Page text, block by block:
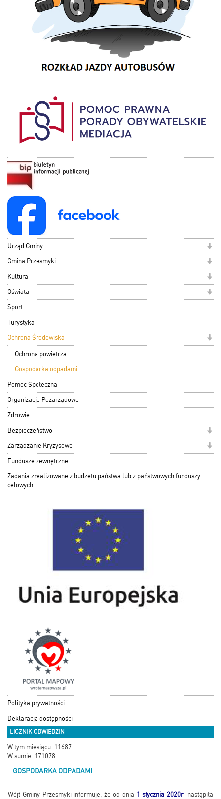
Urząd Gminy
Gmina Przesmyki
Kultura
Oświata
Sport
Turystyka
Ochrona Środowiska
Ochrona powietrza
Gospodarka odpadami
Pomoc Społeczna
Organizacje Pozarządowe
Zdrowie
Bezpieczeństwo
Zarządzanie Kryzysowe
Fundusze zewnętrzne
Zadania zrealizowane z budżetu państwa lub z państwowych funduszy
celowych
Polityka prywatności
Deklaracja dostępności
LICZNIK ODWIEDZIN
W tym miesiącu: 11687
W sumie: 171078
GOSPODARKA ODPADAMI
Wójt Gminy Przesmyki informuje, że od dnia 1 stycznia 2020r. nastąpiła